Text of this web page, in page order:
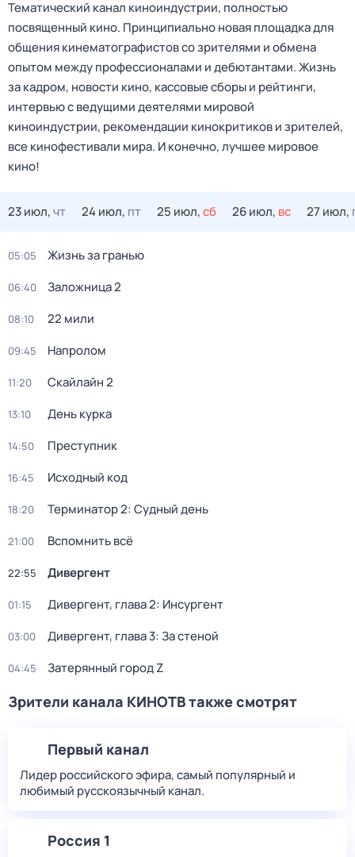
Тематический канал киноиндустрии, полностью
посвященный кино. Принципиально новая площадка для
общения кинематографистов со зрителями и обмена
опытом между профессионалами и дебютантами. Жизнь
за кадром, новости кино, кассовые сборы и рейтинги,
интервью с ведущими деятелями мировой
киноиндустрии, рекомендации кинокритиков и зрителей,
все кинофестивали мира. И конечно, лучшее мировое
кино!
23 июл,чт 24 июл, пт 25 июл,сб 26 июл, вс 27 июл,
05:05 Жизнь за гранью
06:40 Заложница 2
08:10 22 мили
09:45 Напролом
11:20 Скайлайн 2
13:10 День курка
14:50 Преступник
16:45 Исходный код
18:20 Терминатор 2: Судный день
21:00 Вспомнить всё
22:55 Дивергент
01:15 Дивергент, глава 2: Инсургент
03:00 Дивергент, глава 3: За стеной
04:45 Затерянный город Z
Зрители канала КИНОТВ также смотрят
Первый канал
Лидер российского эфира, самый популярный и
любимый русскоязычный канал.
Россия 1